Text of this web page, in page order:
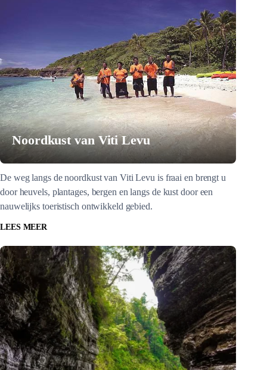
Noordkust van Viti Levu
De weg langs de noordkust van Viti Levu is fraai en brengt u
door heuvels, plantages, bergen en langs de kust door een
nauwelijks toeristisch ontwikkeld gebied.
LEES MEER